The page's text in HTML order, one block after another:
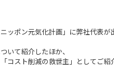
ッポン元気化計画」に弊社代表が
いて紹介したほか、
コスト削減の救世主」としてご紹